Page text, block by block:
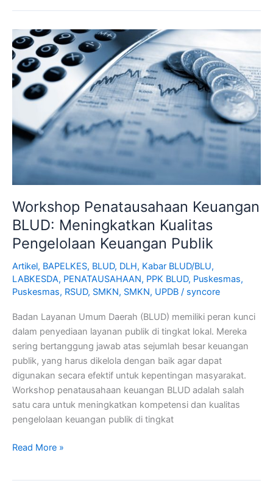
Workshop Penatausahaan Keuangan
BLUD: Meningkatkan Kualitas
Pengelolaan Keuangan Publik
Artikel, BAPELKES, BLUD, DLH, Kabar BLUD/BLU,
LABKESDA, PENATAUSAHAAN, PPK BLUD, Puskesmas,
Puskesmas, RSUD, SMKN, SMKN, UPDB / syncore
Badan Layanan Umum Daerah (BLUD) memiliki peran kunci
dalam penyediaan layanan publik di tingkat lokal. Mereka
sering bertanggung jawab atas sejumlah besar keuangan
publik, yang harus dikelola dengan baik agar dapat
digunakan secara efektif untuk kepentingan masyarakat.
Workshop penatausahaan keuangan BLUD adalah salah
satu cara untuk meningkatkan kompetensi dan kualitas
pengelolaan keuangan publik di tingkat
Workshop
Penatausahaan
Keuangan
BLUD:
Meningkatkan
Pengelolaan
Keuangan
Publik
Read More »